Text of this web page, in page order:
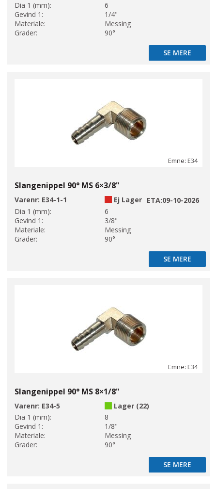
Dia 1 (mm):
6
Gevind 1:
1/4"
Materiale:
Messing
Grader:
90°
SE MERE
SE MERE
Emne: E34
Slangenippel 90° MS 6×3/8"
Varenr: E34-1-1 Ej Lager ETA:09-10-2026
Dia 1 (mm):
6
Gevind 1:
3/8"
Materiale:
Messing
Grader:
90°
SE MERE
SE MERE
Emne: E34
Slangenippel 90° MS 8×1/8"
Varenr: E34-5
Lager (22)
Dia 1 (mm):
8
Gevind 1:
1/8"
Materiale:
Messing
Grader:
90°
SE MERE
SE MERE